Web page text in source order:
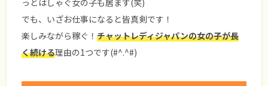
っとはしゃぐ女の子も居ます(笑)
でも、いざお仕事になると皆真剣です！
楽しみながら稼ぐ！チャットレディジャパンの女の子が長
く続ける理由の1つです(#^.^#)